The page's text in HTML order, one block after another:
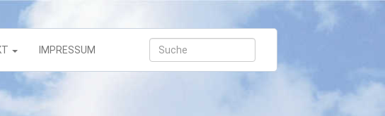
IMPRESSUM
Suche: Suchen